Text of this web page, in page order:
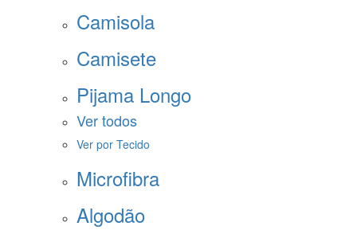
Camisola
Camisete
Pijama Longo
Ver todos
Ver por Tecido
Microfibra
Algodão